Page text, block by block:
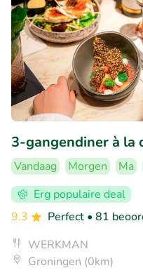
3-gangendiner à la
Vandaag Morgen Ma
Erg populaire deal
9.3
Perfect • 81
WERKMAN
Groningen (0km)